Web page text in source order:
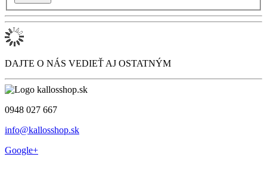
DAJTE O NÁS VEDIEŤ AJ OSTATNÝM
0948 027 667
info@kallosshop.sk
Google+